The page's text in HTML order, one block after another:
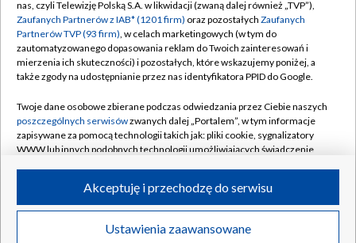
Emisja w TVP
Centrum informacji TVP
Naziemna Telewizja Cyfrowa
Rada Programowa
System NOS
Informacje o nadawcy
Program dla prasy
Polityka prywatności
Moje zgody
Pomoc
Kontakt
Kanały
©2026 Telewizja Polska S.A. w likwidacji
nas, czyli Telewizję Polską S.A. w likwidacji (zwaną dalej również „TVP”),
Zaufanych Partnerów z IAB* (1201 firm) oraz pozostałych Zaufanych
Partnerów TVP (93 firm), w celach marketingowych (w tym do
zautomatyzowanego dopasowania reklam do Twoich zainteresowań i
mierzenia ich skuteczności) i pozostałych, które wskazujemy poniżej, a
także zgody na udostępnianie przez nas identyfikatora PPID do Google.
Twoje dane osobowe zbierane podczas odwiedzania przez Ciebie naszych
poszczególnych serwisówzwanych dalej „Portalem”, w tym informacje
zapisywane za pomocą technologii takich jak: pliki cookie, sygnalizatory
WWW lub innych podobnych technologii umożliwiających świadczenie
ruchu w Internecie.
Twoje dane osobowe zbierane podczas odwiedzania przez Ciebie
poszczególnych serwisówna Portalu, takie jak adresy IP, identyfikatory
Ustawienia zaawansowane
Akceptuję i przechodzę do serwisu